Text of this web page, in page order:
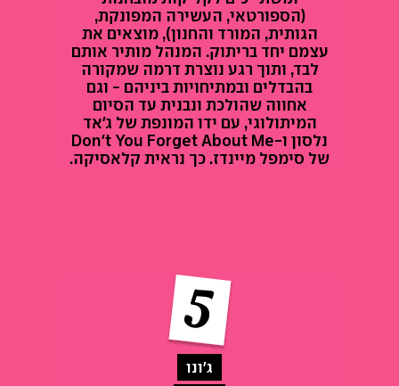
(הספורטאי, העשירה המפונקת,
הגותית, המורד והחנון), מוצאים את
עצמם יחד בריתוק. המנהל מותיר אותם
לבד, ותוך רגע נוצרת דרמה שמקורה
בהבדלים ובמתיחויות ביניהם - וגם
אחווה שהולכת ונבנית עד הסיום
המיתולוגי, עם ידו המונפת של ג'אד
נלסון ו-Don't You Forget About Me
של סימפל מיינדז. כך נראית קלאסיקה.
ג'ונו